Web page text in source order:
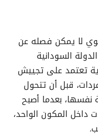
لا يمكن فصله عن
السودانية
تعتمد على تجييش
قبل أن تتحول
بعدما أصبح
داخل المكون الواحد،